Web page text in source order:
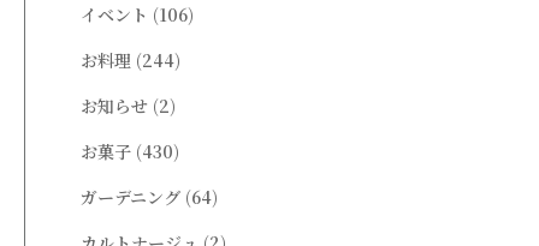
イベント (106)
お料理 (244)
お知らせ (2)
お菓子 (430)
ガーデニング (64)